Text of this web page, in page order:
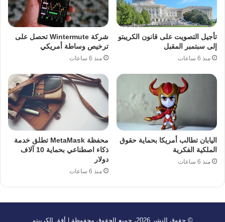
تأجيل التصويت على قانون الكريبتو
إلى سبتمبر المقبل
منذ 6 ساعات
شركة Wintermute تحصل على
ترخيص وساطة أمريكي
منذ 6 ساعات
اليابان تطالب أمريكا بحماية حقوق
الملكية الفكرية
منذ 6 ساعات
محفظة MetaMask تطلق خدمة
ذكاء اصطناعي بحماية 10 آلاف
دولار
منذ 6 ساعات
© حقوق النشر 2026، جميع الحقوق محفوظة | أفق الكريبتو